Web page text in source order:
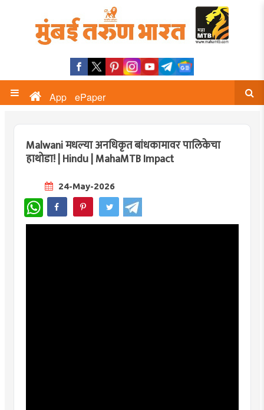
App ePaper
Malwani मधल्या अनधिकृत बांधकामावर पालिकेचा
हाथोडा! | Hindu | MahaMTB Impact
24-May-2026
WhatsApp